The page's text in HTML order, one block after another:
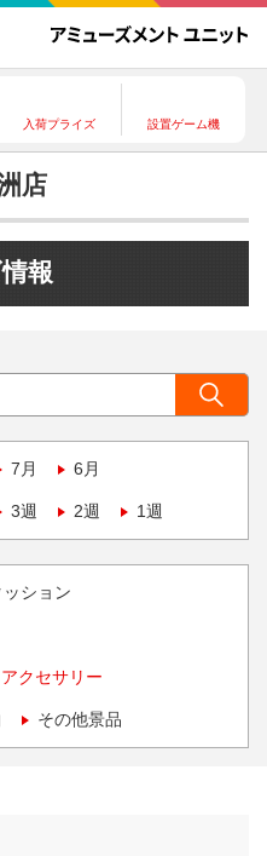
入荷プライズ 設置ゲーム機
店
報
7月 6月
3週 2週 1週
ション
クセサリー
その他景品